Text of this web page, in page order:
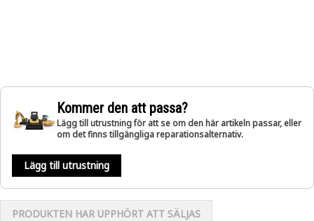
Kommer den att passa?
Lägg till utrustning för att se om den här artikeln passar, eller
om det finns tillgängliga reparationsalternativ.
Lägg till utrustning
PRODUKTEN HAR UPPHÖRT ATT SÄLJAS